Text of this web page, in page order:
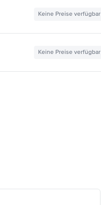
Keine Preise verfügbar
Keine Preise verfügbar